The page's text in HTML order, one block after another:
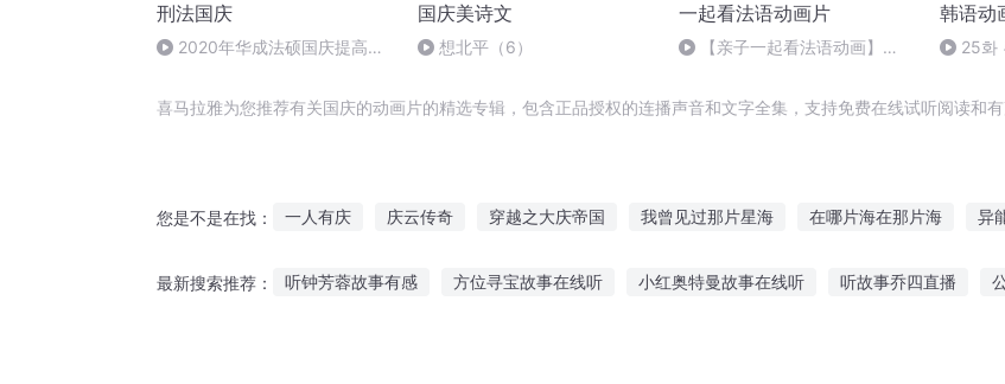
刑法国庆
2020年华成法硕国庆提高班
国庆美诗文
想北平（6）
一起看法语动画片
【亲子一起看法语动画】
韩语动
25화
喜马拉雅为您推荐有关国庆的动画片的精选专辑，包含正品授权的连播声音和文字全集，支持免费在线试听阅读和有
您是不是在找： 一人有庆 庆云传奇 穿越之大庆帝国 我曾见过那片星海 在哪片海在那片海 异
最新搜索推荐： 听钟芳蓉故事有感 方位寻宝故事在线听 小红奥特曼故事在线听 听故事乔四直播